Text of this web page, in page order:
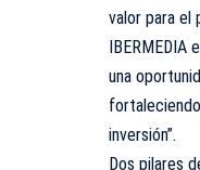
valor para el
IBERMEDIA
una
inversión”.
Dos pilares